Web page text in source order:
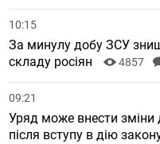
10:15
За минулу добу ЗСУ
складу росіян
4857
09:21
Уряд може внести зміни
після вступу в дію